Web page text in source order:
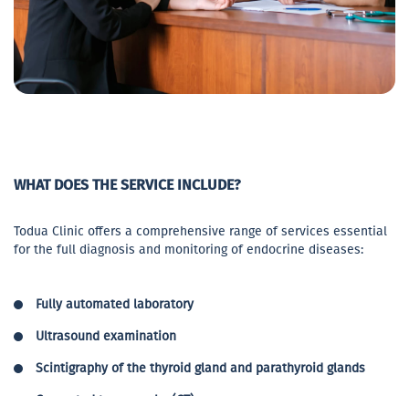
WHAT DOES THE SERVICE INCLUDE?
Todua Clinic offers a comprehensive range of services essential
for the full diagnosis and monitoring of endocrine diseases:
Fully automated laboratory
Ultrasound examination
Scintigraphy of the thyroid gland and parathyroid glands